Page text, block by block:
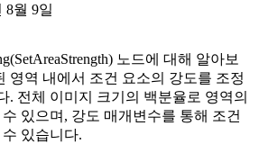
8월 9일
노드에 대해 알아보
영역 내에서 조건 요소의 강도를 조정
. 전체 이미지 크기의 백분율로 영역의
있으며, 강도 매개변수를 통해 조건
있습니다.